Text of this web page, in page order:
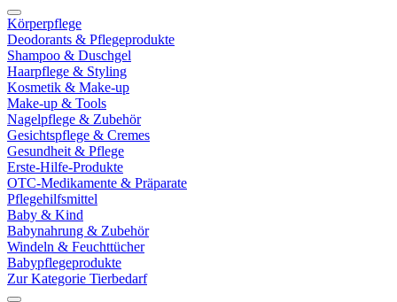
Körperpflege
Deodorants & Pflegeprodukte
Shampoo & Duschgel
Haarpflege & Styling
Kosmetik & Make-up
Make-up & Tools
Nagelpflege & Zubehör
Gesichtspflege & Cremes
Gesundheit & Pflege
Erste-Hilfe-Produkte
OTC-Medikamente & Präparate
Pflegehilfsmittel
Baby & Kind
Babynahrung & Zubehör
Windeln & Feuchttücher
Babypflegeprodukte
Zur Kategorie Tierbedarf